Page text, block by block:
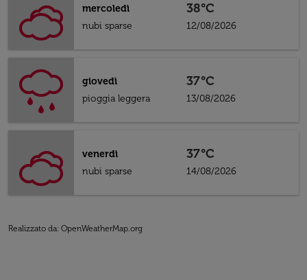
mercoledì
nubi sparse
38°C
12/08/2026
giovedì
pioggia leggera
37°C
13/08/2026
venerdì
nubi sparse
37°C
14/08/2026
Realizzato da: OpenWeatherMap.org